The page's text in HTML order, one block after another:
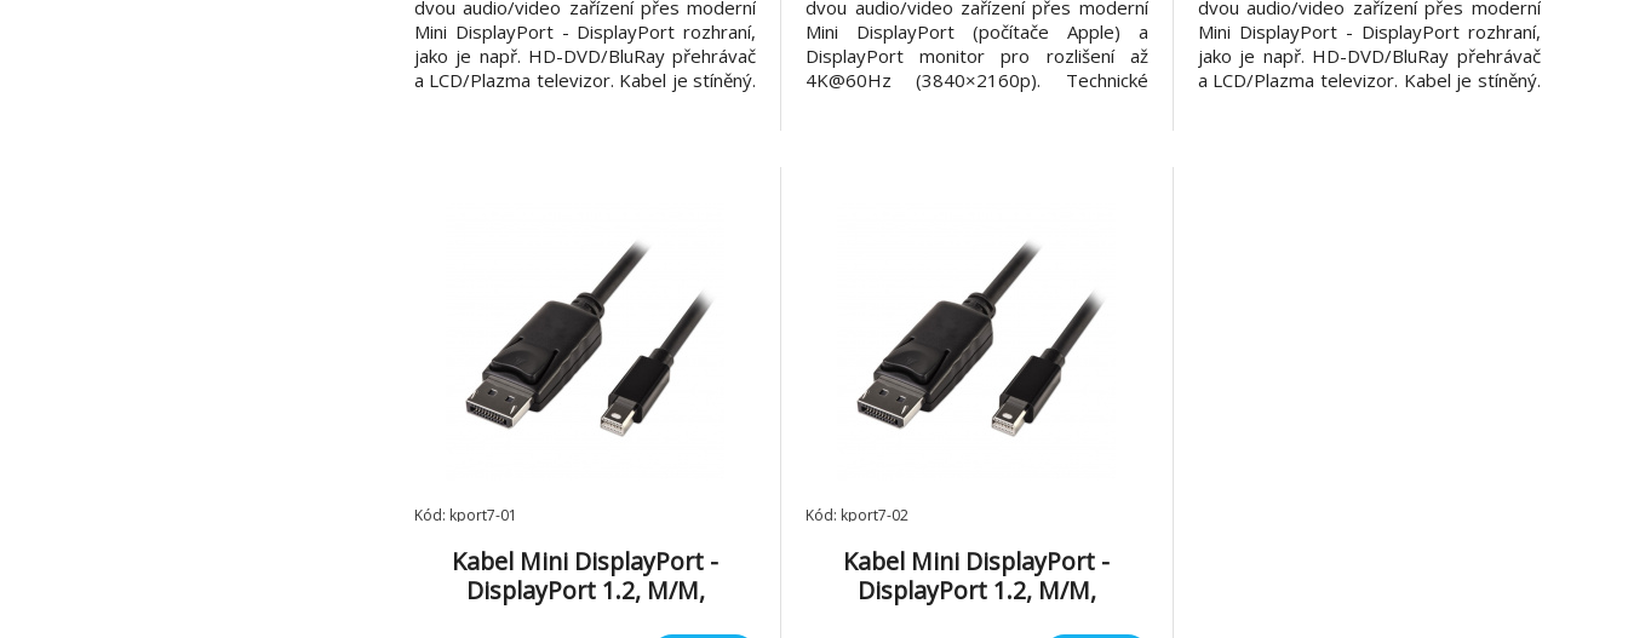
dvou audio/video zařízení přes moderní
Mini DisplayPort - DisplayPort rozhraní,
jako je např. HD-DVD/BluRay přehrávač
a LCD/Plazma televizor. Kabel je stíněný.
dvou audio/video zařízení přes moderní
Mini DisplayPort (počítače Apple) a
DisplayPort monitor pro rozlišení až
4K@60Hz (3840×2160p). Technické
dvou audio/video zařízení přes moderní
Mini DisplayPort - DisplayPort rozhraní,
jako je např. HD-DVD/BluRay přehrávač
a LCD/Plazma televizor. Kabel je stíněný.
Kód: kport7-01
Kabel Mini DisplayPort -
DisplayPort 1.2, M/M,
Kód: kport7-02
Kabel Mini DisplayPort -
DisplayPort 1.2, M/M,